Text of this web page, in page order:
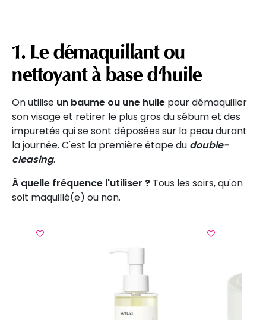
1. Le démaquillant ou
nettoyant à base d'huile
On utilise un baume ou une huile pour démaquiller
son visage et retirer le plus gros du sébum et des
impuretés qui se sont déposées sur la peau durant
la journée. C'est la première étape du double-
cleasing.
À quelle fréquence l'utiliser ? Tous les soirs, qu'on
soit maquillé(e) ou non.